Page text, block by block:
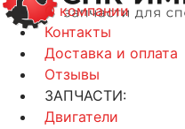
О компании
Контакты
Доставка и оплата
Отзывы
ЗАПЧАСТИ:
Двигатели